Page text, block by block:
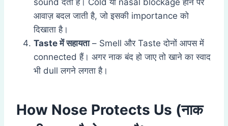
sound देती है। Cold या nasal blockage होने पर
आवाज़ बदल जाती है, जो इसकी importance को
दिखाता है।
Tasteमें सहायता– Smell और Taste दोनों आपस में
connected हैं। अगर नाक बंद हो जाए तो खाने का स्वाद
भी dull लगने लगता है।
How Nose Protects Us (नाक